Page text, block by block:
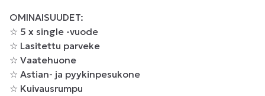
OMINAISUUDET:
☆ 5 x single -vuode
☆ Lasitettu parveke
☆ Vaatehuone
☆ Astian- ja pyykinpesukone
☆ Kuivausrumpu